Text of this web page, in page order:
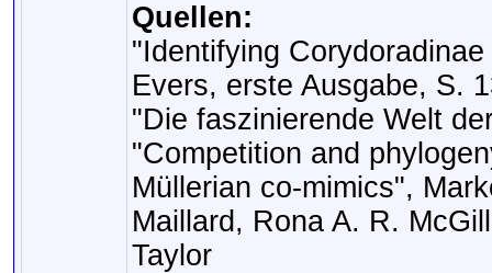
Quellen:
"Identifying
Evers, erste Ausgabe, S.
"Die faszinierende Welt
"Competition and
Müllerian co-mimics",
Maillard, Rona A. R.
Taylor